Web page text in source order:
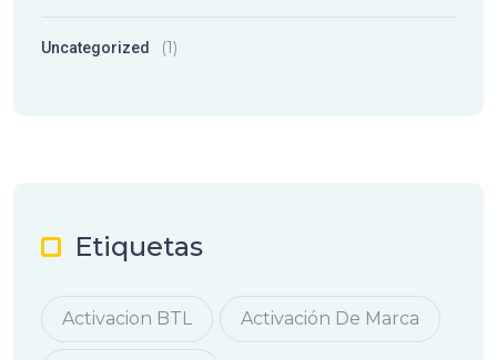
Uncategorized (1)
Etiquetas
Activacion BTL Activación De Marca